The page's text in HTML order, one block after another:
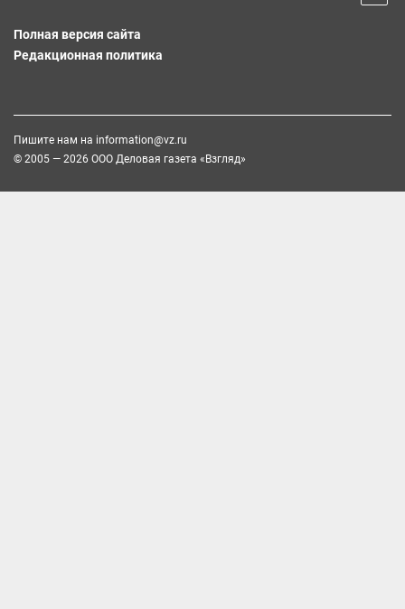
Полная версия сайта
Редакционная политика
Пишите нам на information@vz.ru
© 2005 — 2026 ООО Деловая газета «Взгляд»